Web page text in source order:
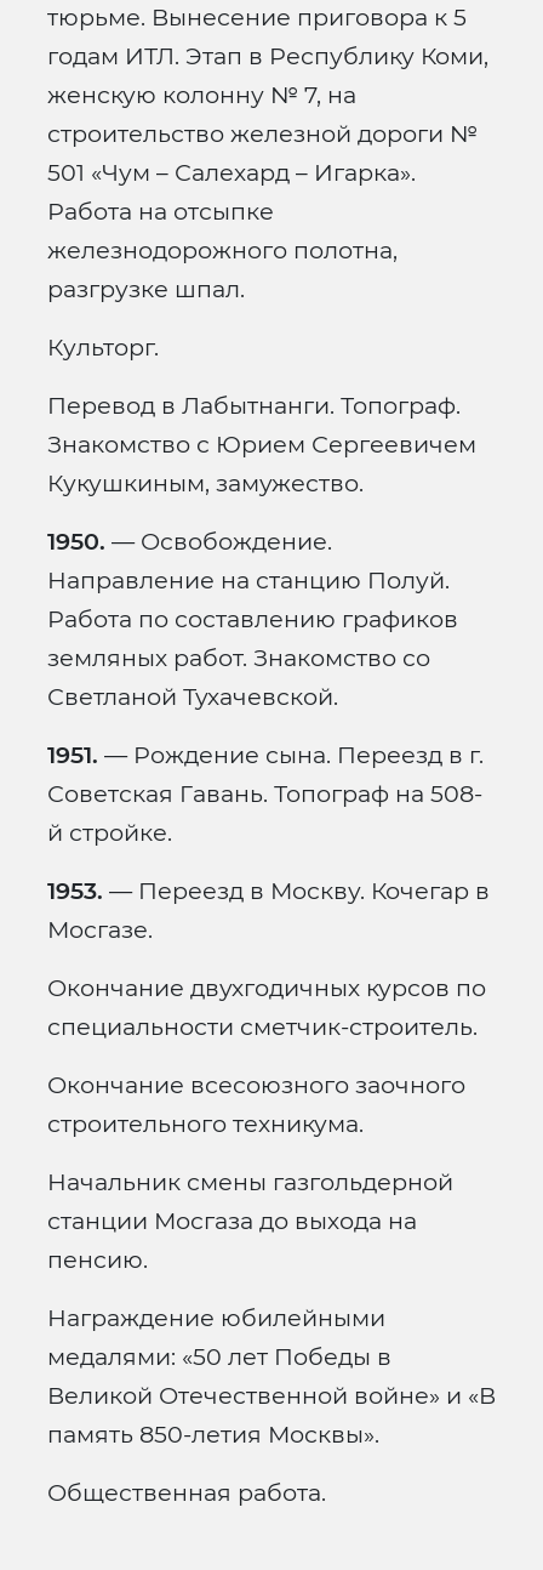
тюрьме. Вынесение приговора к 5
годам ИТЛ. Этап в Республику Коми,
женскую колонну № 7, на
строительство железной дороги №
501 «Чум – Салехард – Игарка».
Работа на отсыпке
железнодорожного полотна,
разгрузке шпал.
Культорг.
Перевод в Лабытнанги. Топограф.
Знакомство с Юрием Сергеевичем
Кукушкиным, замужество.
1950. — Освобождение.
Направление на станцию Полуй.
Работа по составлению графиков
земляных работ. Знакомство со
Светланой Тухачевской.
1951. — Рождение сына. Переезд в г.
Советская Гавань. Топограф на 508-
й стройке.
1953. — Переезд в Москву. Кочегар в
Мосгазе.
Окончание двухгодичных курсов по
специальности сметчик-строитель.
Окончание всесоюзного заочного
строительного техникума.
Начальник смены газгольдерной
станции Мосгаза до выхода на
пенсию.
Награждение юбилейными
медалями: «50 лет Победы в
Великой Отечественной войне» и «В
память 850-летия Москвы».
Общественная работа.